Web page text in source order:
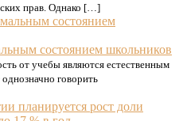
прав. Однако […]
состоянием школьников
от учебы являются естественным
говорить